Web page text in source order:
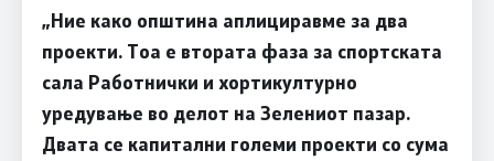
„Ние како општина аплициравме за два
проекти. Тоа е втората фаза за спортската
сала Работнички и хортикултурно
уредување во делот на Зелениот пазар.
Двата се капитални големи проекти со сума